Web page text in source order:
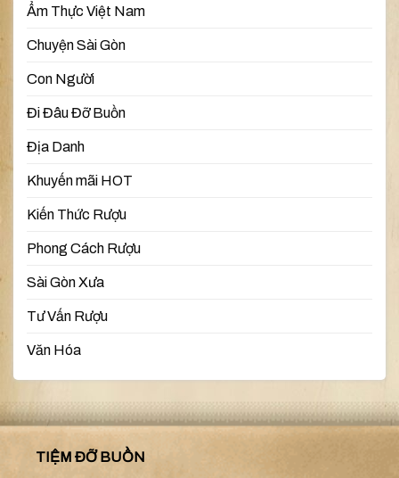
Ẩm Thực Việt Nam
Chuyện Sài Gòn
Con Người
Đi Đâu Đỡ Buồn
Địa Danh
Khuyến mãi HOT
Kiến Thức Rượu
Phong Cách Rượu
Sài Gòn Xưa
Tư Vấn Rượu
Văn Hóa
TIỆM ĐỠ BUỒN